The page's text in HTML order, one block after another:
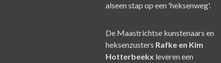
alseen stap op een 'heksenweg'.
De Maastrichtse kunstenaars en
heksenzusters Rafke en Kim
Hotterbeekx leveren een